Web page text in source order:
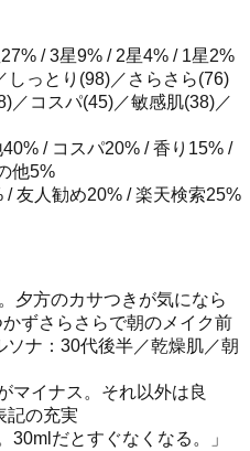
/ 3星9% / 2星4% / 1星2%
しっとり(98)／さらさら(76)
／コスパ(45)／敏感肌(38)／
/ コスパ20% / 香り15% /
他5%
友人勧め20% / 楽天検索25%
夕方のカサつきが気になら
ずさらさらで朝のメイク前
ナ：30代後半／乾燥肌／朝
マイナス。それ以外は良
記の充実
30mlだとすぐなくなる。」